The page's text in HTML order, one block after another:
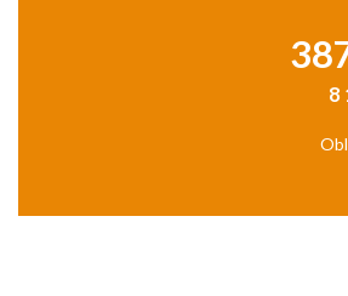
8